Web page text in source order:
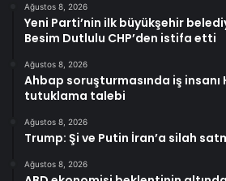
Ağustos 8, 2026
Yeni Parti’nin ilk büyükşehir
Besim Dutlulu CHP’den istifa etti
Ağustos 8, 2026
Ahbap soruşturmasında iş insanı
tutuklama talebi
Ağustos 8, 2026
Trump: Şi ve Putin İran’a silah
Ağustos 8, 2026